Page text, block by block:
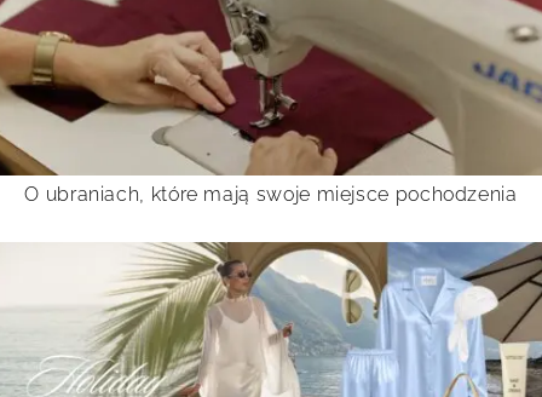
O ubraniach, które mają swoje miejsce pochodzenia